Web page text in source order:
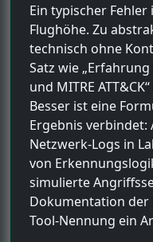
Ein typischer
Flughöhe. Zu
technisch ohne
Satz wie
und MITRE
Besser ist eine
Ergebnis verbindet:
Netzwerk-Logs in
von
simulierte
Dokumentation der
Tool-Nennung ein